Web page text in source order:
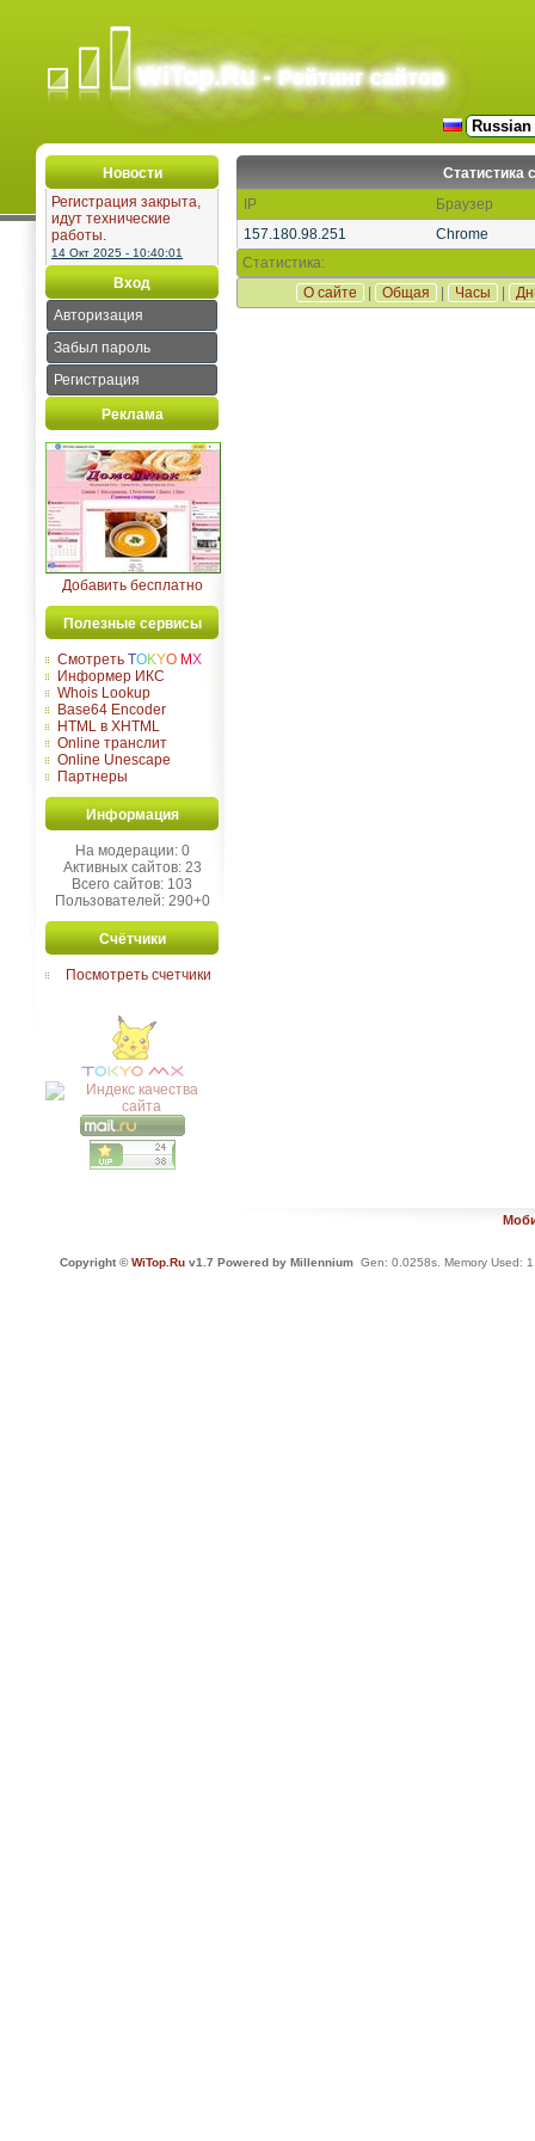
WiTop.Ru -Рейтинг сайтов
Новости
Регистрация закрыта,
идут технические
работы.
14 Окт 2025 - 10:40:01
Вход
Авторизация
Забыл пароль
Регистрация
Реклама
Добавить бесплатно
Полезные сервисы
Смотреть TOKYO MX
Информер ИКС
Whois Lookup
Base64 Encoder
HTML в XHTML
Online транслит
Online Unescape
Партнеры
Информация
На модерации: 0
Активных сайтов: 23
Всего сайтов: 103
Пользователей: 290+0
Счётчики
Посмотреть счетчики
Статистика
IP
Браузер
157.180.98.251
Chrome
Статистика:
О сайте
Общая Часы
Copyright ©WiTop.Ru v1.7 Powered by Millennium Gen: 0.0258s. Memory Used: